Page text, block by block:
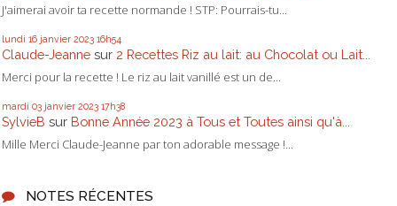
J'aimerai avoir ta recette normande ! STP: Pourrais-tu...
lundi 16 janvier 2023 16h54
Claude-Jeanne sur 2 Recettes Riz au lait: au Chocolat ou Lait...
Merci pour la recette ! Le riz au lait vanillé est un de...
mardi 03 janvier 2023 17h38
SylvieB sur Bonne Année 2023 à Tous et Toutes ainsi qu'à...
Mille Merci Claude-Jeanne par ton adorable message !...
NOTES RÉCENTES